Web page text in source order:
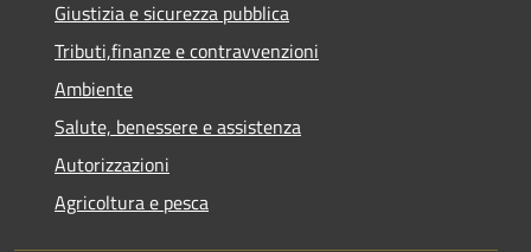
Giustizia e sicurezza pubblica
Tributi,finanze e contravvenzioni
Ambiente
Salute, benessere e assistenza
Autorizzazioni
Agricoltura e pesca